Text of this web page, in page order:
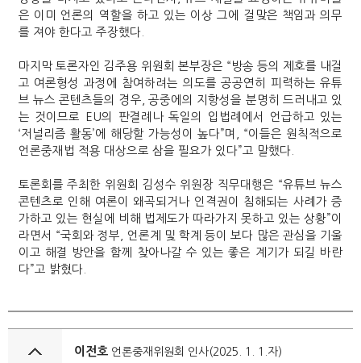
은 이미 언론의 역할을 하고 있는 이상 그에 걸맞은 책임과 의무
를 져야 한다고 주장했다.
마지막 토론자인 김주용 위원회 본부장은 “방송 등의 제호를 내걸
고 여론형성 과정에 참여하려는 의도를 공공연히 피력하는 유튜
브 뉴스 콘텐츠들의 경우, 공중에의 지향성을 분명히 드러내고 있
는 것이므로 EU의 판결례나 독일의 입법례에서 언급하고 있는
‘저널리즘 활동’에 해당할 가능성이 높다”며, “이들은 원칙적으로
언론중재법 적용 대상으로 삼을 필요가 있다”고 말했다.
토론회를 주최한 위원회 김성수 위원장 직무대행은 “유튜브 뉴스
콘텐츠로 인해 여론이 왜곡되거나 인격권이 침해되는 사례가 증
가하고 있는 현실에 비해 법제도가 따라가지 못하고 있는 상황”이
라면서 “국회와 정부, 언론계 및 학계 등이 보다 많은 관심을 기울
이고 해결 방안을 함께 찾아나갈 수 있는 좋은 계기가 되길 바란
다”고 밝혔다.
이전호 언론중재위원회 인사(2025. 1. 1.자)